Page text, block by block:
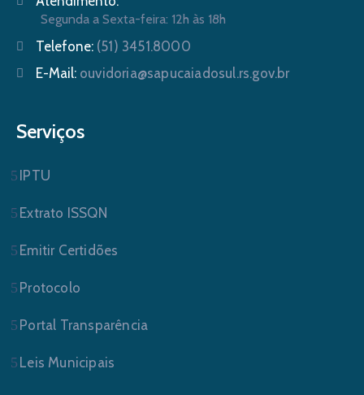
Segunda a Sexta-feira: 12h às 18h
Telefone: (51) 3451.8000
E-Mail: ouvidoria@sapucaiadosul.rs.gov.br
Serviços
IPTU
Extrato ISSQN
Emitir Certidões
Protocolo
Portal Transparência
Leis Municipais